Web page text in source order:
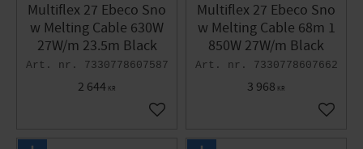
Multiflex 27 Ebeco Sno
w Melting Cable 630W
27W/m 23.5m Black
7330778607587
2 644 KR
Add to favorites
Multiflex 27 Ebeco Sno
w Melting Cable 68m 1
850W 27W/m Black
7330778607662
3 968 KR
Add